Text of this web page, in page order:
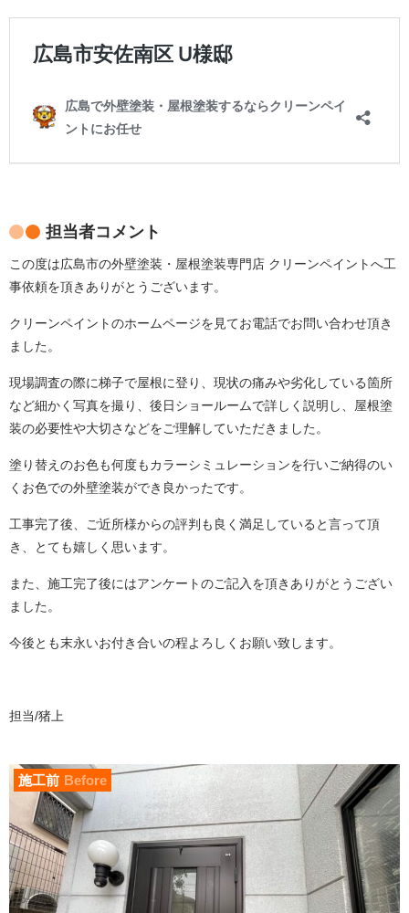
担当者コメント
この度は広島市の外壁塗装・屋根塗装専門店 クリーンペイントへ工
事依頼を頂きありがとうございます。
クリーンペイントのホームページを見てお電話でお問い合わせ頂き
ました。
現場調査の際に梯子で屋根に登り、現状の痛みや劣化している箇所
など細かく写真を撮り、後日ショールームで詳しく説明し、屋根塗
装の必要性や大切さなどをご理解していただきました。
塗り替えのお色も何度もカラーシミュレーションを行いご納得のい
くお色での外壁塗装ができ良かったです。
工事完了後、ご近所様からの評判も良く満足していると言って頂
き、とても嬉しく思います。
また、施工完了後にはアンケートのご記入を頂きありがとうござい
ました。
今後とも末永いお付き合いの程よろしくお願い致します。
担当/猪上
施工前 Before